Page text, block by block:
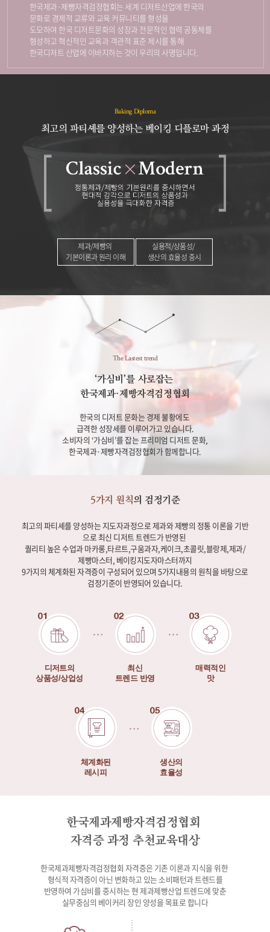
한국제과·제빵자격검정협회는 세계 디저트산업에 한국의
문화로 경제적 교류와 교육 커뮤니티를 형성을
도모하여 한국 디저트문화의 성장과 전문적인 협력 공동체를
형성하고 혁신적인 교육과 객관적 표준 제시를 통해
한국디저트 산업에 이바지하는 것이 우리의 사명입니다.
Baking Diploma
최고의 파티셰를 양성하는 베이킹 디플로마 과정
제과/제빵의
기본이론과 원리 이해
실용적/상품성/
생산의 효율성 중시
The Lastest trend
‘가심비’를 사로잡는
한국제과·제빵자격검정협회
한국의 디저트 문화는 경제 불황에도
급격한 성장세를 이루어가고 있습니다.
소비자의 ‘가심비’를 잡는 프리미엄 디저트 문화,
한국제과·제빵자격검정협회가 함께합니다.
5가지 원칙의 검정기준
최고의 파티셰를 양성하는 지도자과정으로 제과와 제빵의 정통 이론을 기반
으로 최신 디저트 트렌드가 반영된
퀄리티 높은 수업과 마카롱,타르트,구움과자,케이크,초콜릿,블랑제,제과/
제빵마스터, 베이킹지도자마스터까지
9가지의 체계화된 자격증이 구성되어 있으며 5가지내용의 원칙을 바탕으로
검정기준이 반영되어 있습니다.
디저트의
상품성/상업성
최신
트렌드 반영
매력적인
맛
체계화된
레시피
생산의
효율성
한국제과제빵자격검정협회
자격증 과정 추천교육대상
한국제과제빵자격검정협회 자격증은 기존 이론과 지식을 위한
형식적 자격증이 아닌 변화하고 있는 소비패턴과 트렌드를
반영하여 가심비를 중시하는 현 제과제빵산업 트렌드에 맞춘
실무중심의 베이커리 장인 양성을 목표로 합니다